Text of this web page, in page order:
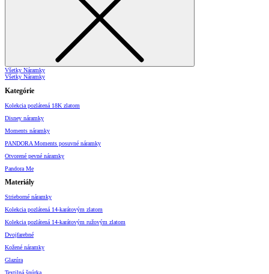
Všetky Náramky
Všetky Náramky
Kategórie
Kolekcia pozlátená 18K zlatom
Disney náramky
Moments náramky
PANDORA Moments posuvné náramky
Otvorené pevné náramky
Pandora Me
Materiály
Strieborné náramky
Kolekcia pozlátená 14-karátovým zlatom
Kolekcia pozlátená 14-karátovým ružovým zlatom
Dvojfarebné
Kožené náramky
Glazúra
Textilná šnúrka